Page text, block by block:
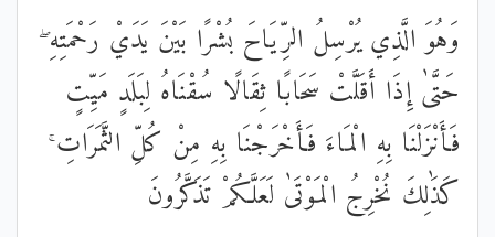
وَهُوَ الَّذِي يُرْسِلُ الرِّيَاحَ بُشْرًا بَيْنَ يَدَيْ رَحْمَتِهِ ۖ
حَتَّىٰ إِذَا أَقَلَّتْ سَحَابًا ثِقَالًا سُقْنَاهُ لِبَلَدٍ مَيِّتٍ
فَأَنْزَلْنَا بِهِ الْمَاءَ فَأَخْرَجْنَا بِهِ مِنْ كُلِّ الثَّمَرَاتِ ۚ
كَذَٰلِكَ نُخْرِجُ الْمَوْتَىٰ لَعَلَّكُمْ تَذَكَّرُونَ